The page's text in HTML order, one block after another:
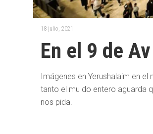
18 julio, 2021
En el 9 de Av
Imágenes en Yerushalaim en
tanto el mu do entero aguarda
nos pida.